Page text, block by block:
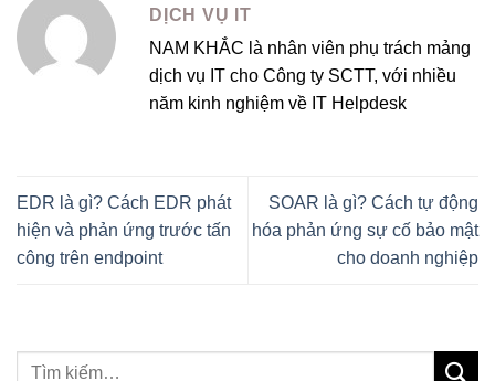
DỊCH VỤ IT
NAM KHẮC là nhân viên phụ trách mảng
dịch vụ IT cho Công ty SCTT, với nhiều
năm kinh nghiệm về IT Helpdesk
EDR là gì? Cách EDR phát
hiện và phản ứng trước tấn
công trên endpoint
SOAR là gì? Cách tự động
hóa phản ứng sự cố bảo mật
cho doanh nghiệp